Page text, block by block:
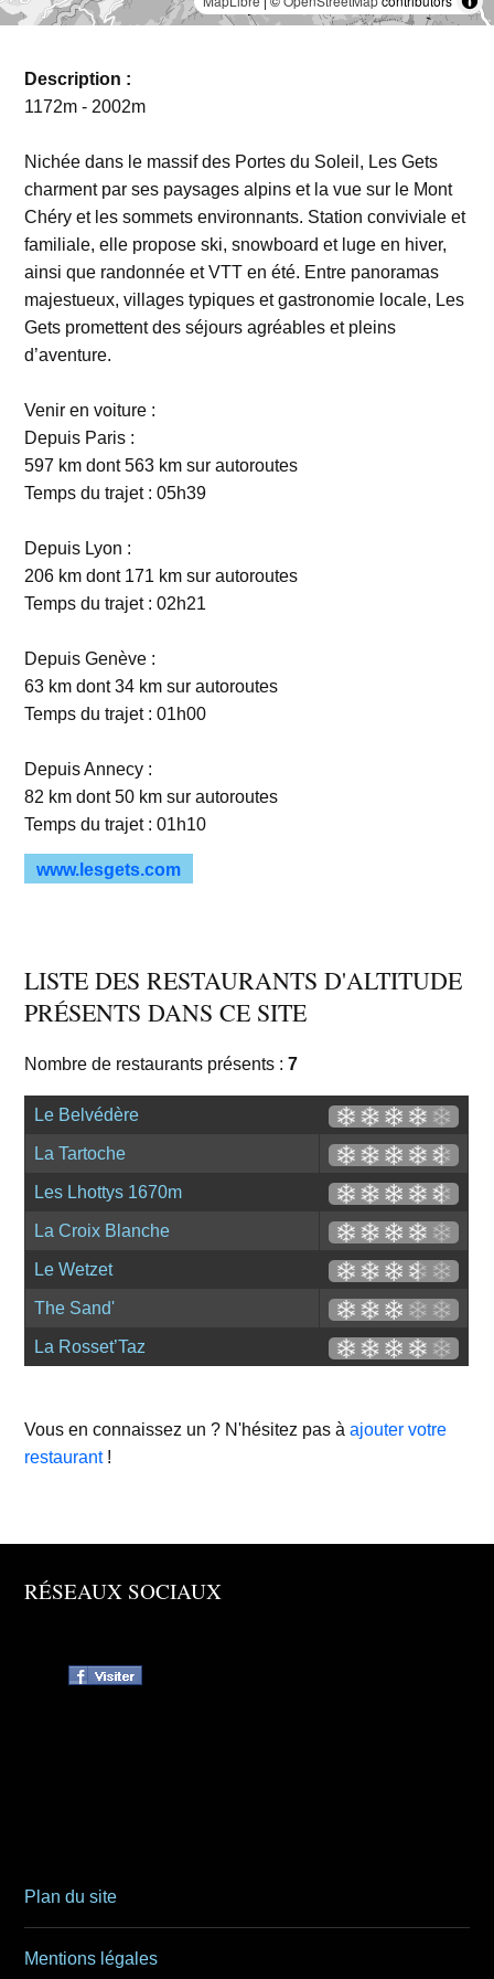
Description :
1172m - 2002m
Nichée dans le massif des Portes du Soleil, Les Gets
charment par ses paysages alpins et la vue sur le Mont
Chéry et les sommets environnants. Station conviviale et
familiale, elle propose ski, snowboard et luge en hiver,
ainsi que randonnée et VTT en été. Entre panoramas
majestueux, villages typiques et gastronomie locale, Les
Gets promettent des séjours agréables et pleins
d’aventure.
Venir en voiture :
Depuis Paris :
597 km dont 563 km sur autoroutes
Temps du trajet : 05h39
Depuis Lyon :
206 km dont 171 km sur autoroutes
Temps du trajet : 02h21
Depuis Genève :
63 km dont 34 km sur autoroutes
Temps du trajet : 01h00
Depuis Annecy :
82 km dont 50 km sur autoroutes
Temps du trajet : 01h10
www.lesgets.com
LISTE DES RESTAURANTS D'ALTITUDE
PRÉSENTS DANS CE SITE
Nombre de restaurants présents :7
Le Belvédère
La Tartoche
Les Lhottys 1670m
La Croix Blanche
Le Wetzet
The Sand'
La Rosset’Taz
Vous en connaissez un ? N'hésitez pas àajouter votre
restaurant!
RÉSEAUX SOCIAUX
Plan du site
Mentions légales